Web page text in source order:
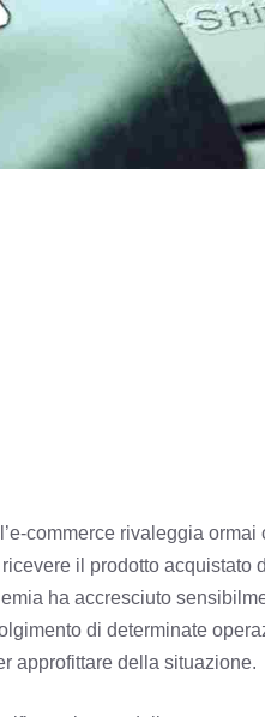
commerce rivaleggia
il prodotto acquistato
ha accresciuto
di determinate
approfittare della situazione.